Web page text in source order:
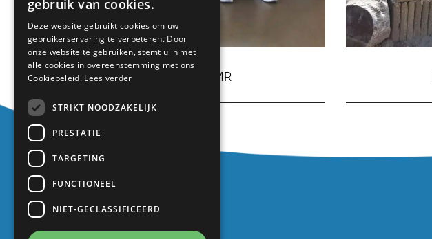
SOK/MR
Contact
Europalaan 1
3402 TZ IJsselstein
030 688 2725
gebruik van cookies.
Deze website gebruikt cookies om uw
gebruikerservaring te verbeteren. Door
onze website te gebruiken, stemt u in met
alle cookies in overeenstemming met ons
Cookiebeleid. Lees verder
STRIKT NOODZAKELIJK
PRESTATIE
TARGETING
FUNCTIONEEL
NIET-GECLASSIFICEERD